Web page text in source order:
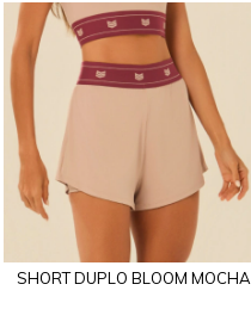
SHORT DUPLO BLOOM MOCHA